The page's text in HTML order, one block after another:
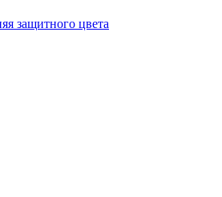
защитного цвета